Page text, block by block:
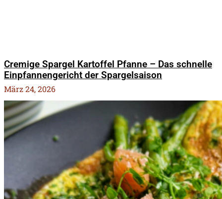
Cremige Spargel Kartoffel Pfanne – Das schnelle
Einpfannengericht der Spargelsaison
März 24, 2026